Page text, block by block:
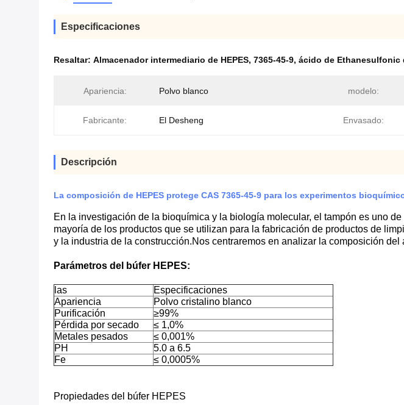
Especificaciones
Resaltar: Almacenador intermediario de HEPES, 7365-45-9, ácido de Ethanesulfonic
Apariencia: Polvo blanco modelo:
Fabricante: El Desheng Envasado:
Descripción
La composición de HEPES protege CAS 7365-45-9 para los experimentos
En la investigación de la bioquímica y la biología molecular, el tampón es uno
mayoría de los productos que se utilizan para la fabricación de productos de
y la industria de la construcción.Nos centraremos en analizar la composición
Parámetros del búfer HEPES:
las
Especificaciones
Apariencia
Polvo cristalino blanco
Purificación
≥99%
Pérdida por secado
≤ 1,0%
Metales pesados
≤ 0,001%
PH
5.0 a 6.5
Fe
≤ 0,0005%
Propiedades del búfer HEPES